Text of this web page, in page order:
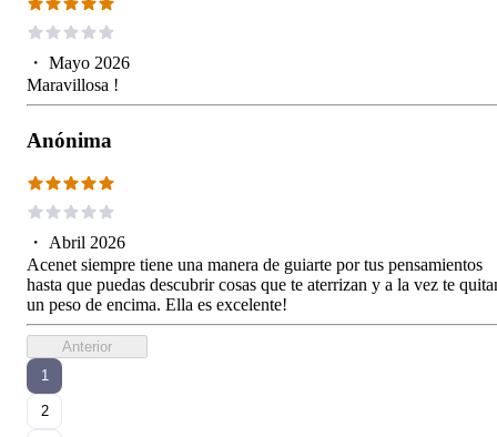
・ Mayo 2026
Maravillosa !
Anónima
・ Abril 2026
Acenet siempre tiene una manera de guiarte por tus pensamientos
hasta que puedas descubrir cosas que te aterrizan y a la vez te
un peso de encima. Ella es excelente!
Anterior
1
2